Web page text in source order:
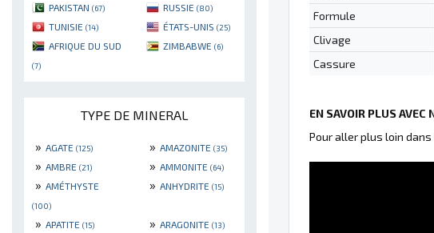
PAKISTAN (67) RUSSIE (80)
TUNISIE (14) ÉTATS-UNIS (25)
AFRIQUE DU SUD
(7)
ZIMBABWE (6)
TYPE DE MINERAL
» AGATE (125) » AMAZONITE (35)
» AMBRE (21) » AMMONITE (64)
» AMÉTHYSTE
(100)
» ANHYDRITE (15)
» APATITE (15) » ARAGONITE (13)
Formule
Clivage
Cassure
EN SAVOIR PLUS AVEC
Pour aller plus loin